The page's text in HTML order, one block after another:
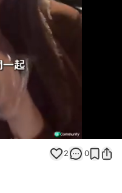
2 0